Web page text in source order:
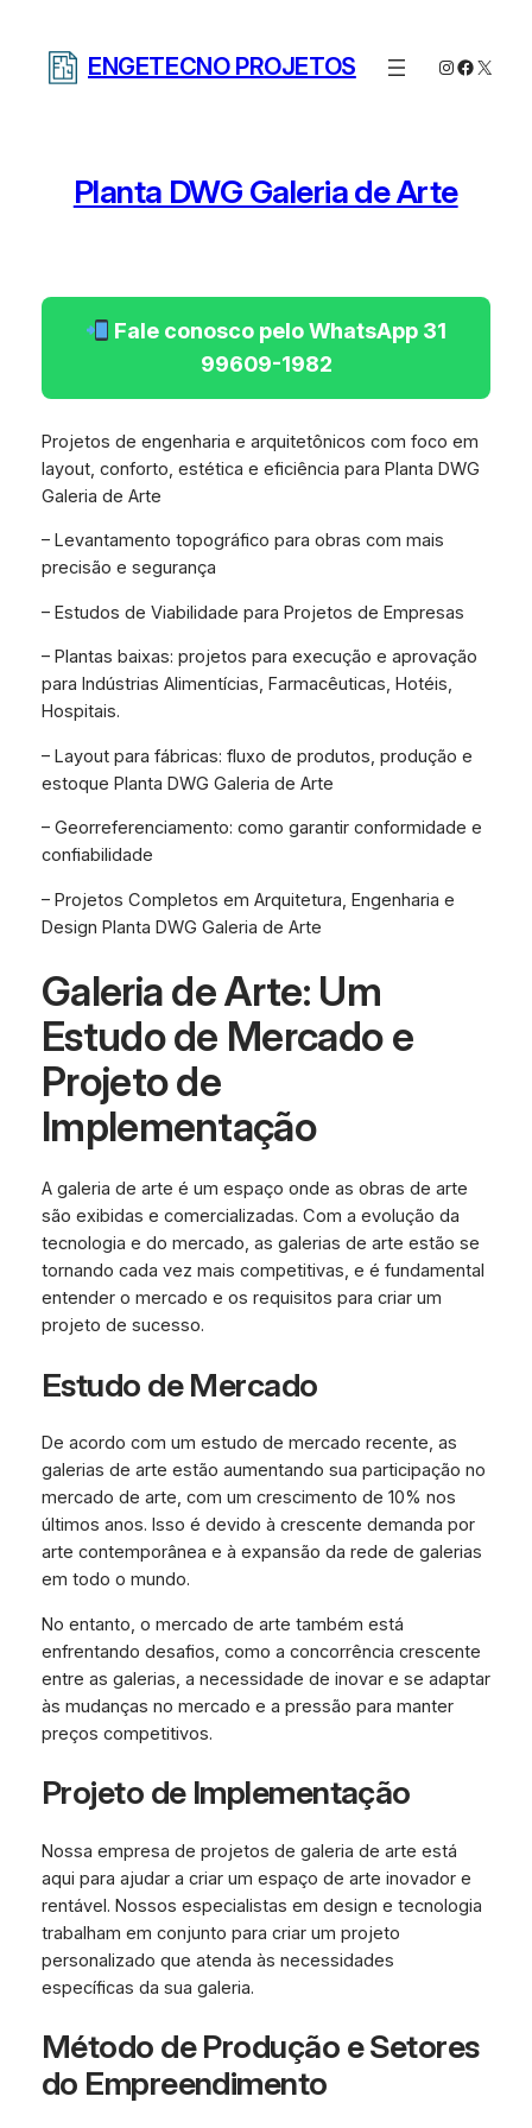
ENGETECNO PROJETOS Instagram
X
Planta DWG Galeria de Arte
Fale conosco pelo WhatsApp 31
99609-1982
Projetos de engenharia e arquitetônicos com foco em
layout, conforto, estética e eficiência para Planta DWG
Galeria de Arte
– Levantamento topográfico para obras com mais
precisão e segurança
– Estudos de Viabilidade para Projetos de Empresas
– Plantas baixas: projetos para execução e aprovação
para Indústrias Alimentícias, Farmacêuticas, Hotéis,
Hospitais.
– Layout para fábricas: fluxo de produtos, produção e
estoque Planta DWG Galeria de Arte
– Georreferenciamento: como garantir conformidade e
confiabilidade
– Projetos Completos em Arquitetura, Engenharia e
Design Planta DWG Galeria de Arte
Galeria de Arte: Um
Estudo de Mercado e
Projeto de
Implementação
A galeria de arte é um espaço onde as obras de arte
são exibidas e comercializadas. Com a evolução da
tecnologia e do mercado, as galerias de arte estão se
tornando cada vez mais competitivas, e é fundamental
entender o mercado e os requisitos para criar um
projeto de sucesso.
Estudo de Mercado
De acordo com um estudo de mercado recente, as
galerias de arte estão aumentando sua participação no
mercado de arte, com um crescimento de 10% nos
últimos anos. Isso é devido à crescente demanda por
arte contemporânea e à expansão da rede de galerias
em todo o mundo.
No entanto, o mercado de arte também está
enfrentando desafios, como a concorrência crescente
entre as galerias, a necessidade de inovar e se adaptar
às mudanças no mercado e a pressão para manter
preços competitivos.
Projeto de Implementação
Nossa empresa de projetos de galeria de arte está
aqui para ajudar a criar um espaço de arte inovador e
rentável. Nossos especialistas em design e tecnologia
trabalham em conjunto para criar um projeto
personalizado que atenda às necessidades
específicas da sua galeria.
Método de Produção e Setores
do Empreendimento